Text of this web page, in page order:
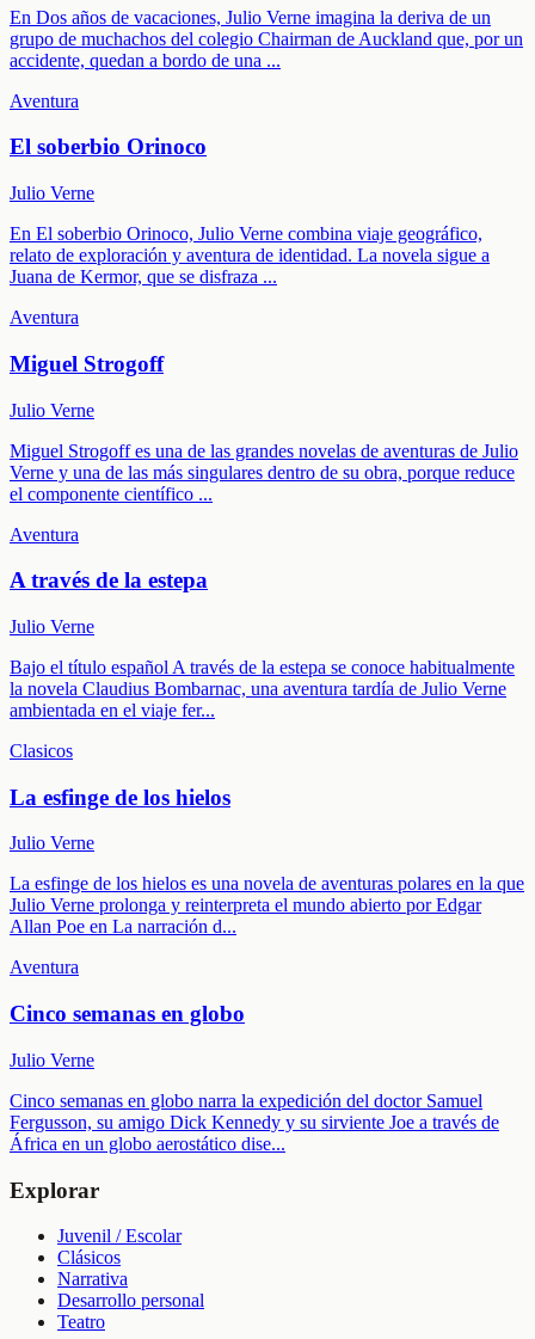
En Dos años de vacaciones, Julio Verne imagina la deriva de un
grupo de muchachos del colegio Chairman de Auckland que, por un
accidente, quedan a bordo de una ...
Aventura
El soberbio Orinoco
Julio Verne
En El soberbio Orinoco, Julio Verne combina viaje geográfico,
relato de exploración y aventura de identidad. La novela sigue a
Juana de Kermor, que se disfraza ...
Aventura
Miguel Strogoff
Julio Verne
Miguel Strogoff es una de las grandes novelas de aventuras de Julio
Verne y una de las más singulares dentro de su obra, porque reduce
el componente científico ...
Aventura
A través de la estepa
Julio Verne
Bajo el título español A través de la estepa se conoce habitualmente
la novela Claudius Bombarnac, una aventura tardía de Julio Verne
ambientada en el viaje fer...
Clasicos
La esfinge de los hielos
Julio Verne
La esfinge de los hielos es una novela de aventuras polares en la que
Julio Verne prolonga y reinterpreta el mundo abierto por Edgar
Allan Poe en La narración d...
Aventura
Cinco semanas en globo
Julio Verne
Cinco semanas en globo narra la expedición del doctor Samuel
Fergusson, su amigo Dick Kennedy y su sirviente Joe a través de
África en un globo aerostático dise...
Explorar
Juvenil / Escolar
Clásicos
Narrativa
Desarrollo personal
Teatro